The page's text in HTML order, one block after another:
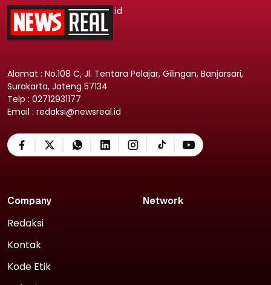
.id
Alamat : No.108 C, Jl. Tentara Pelajar, Gilingan, Banjarsari,
Surakarta, Jateng 57134
Telp : 02712931177
Email : redaksi@newsreal.id
Company
Redaksi
Kontak
Kode Etik
Network